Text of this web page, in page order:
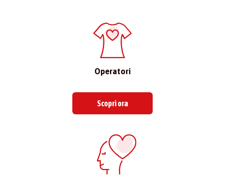
Operatori
Scopri ora